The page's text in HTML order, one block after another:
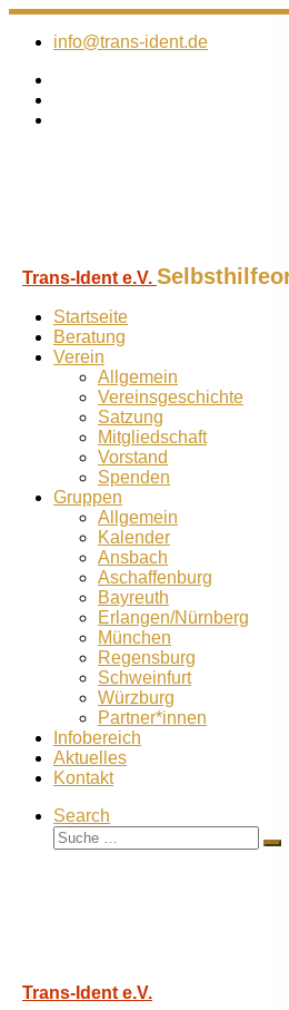
Zum
Inhalt
info@trans-ident.de
Trans-Ident e.V.
Startseite
Beratung
Verein
Allgemein
Vereins­geschichte
Satzung
Mitglied­schaft
Vorstand
Spenden
Gruppen
Allgemein
Kalender
Ansbach
Aschaffenburg
Bayreuth
Erlangen/Nürnberg
München
Regensburg
Schweinfurt
Würzburg
Partner*innen
Infobereich
Aktuelles
Kontakt
Search
Suche
Trans-Ident e.V.